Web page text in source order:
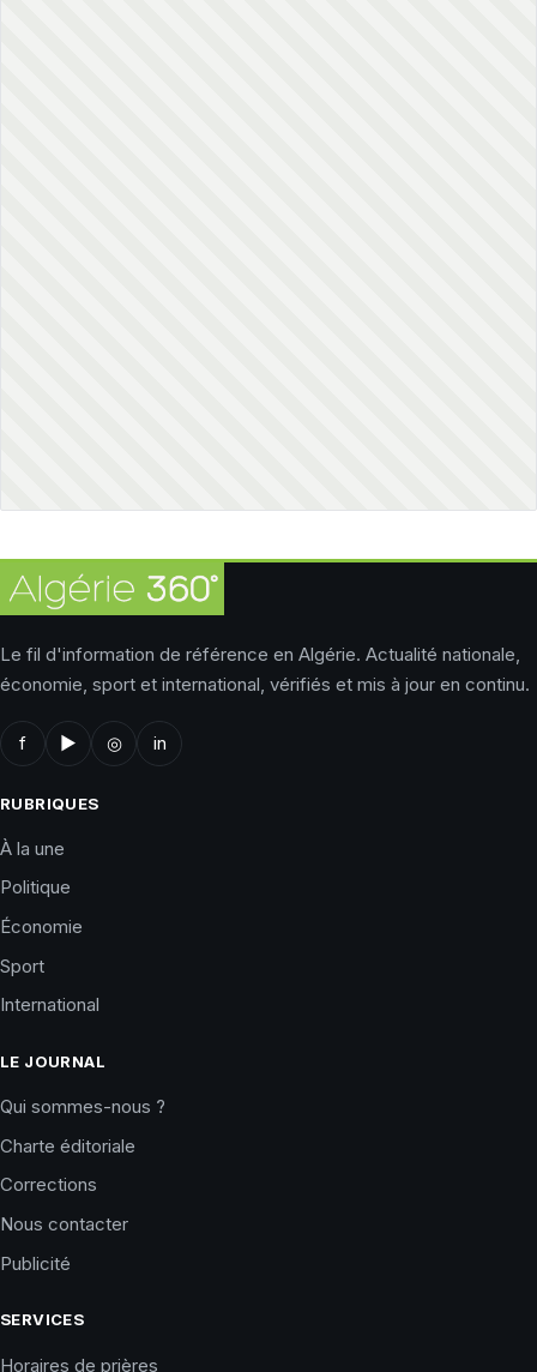
Le fil d'information de référence en Algérie. Actualité nationale,
économie, sport et international, vérifiés et mis à jour en continu.
f ▶ ◎ in
RUBRIQUES
À la une
Politique
Économie
Sport
International
LE JOURNAL
Qui sommes-nous ?
Charte éditoriale
Corrections
Nous contacter
Publicité
SERVICES
Horaires de prières